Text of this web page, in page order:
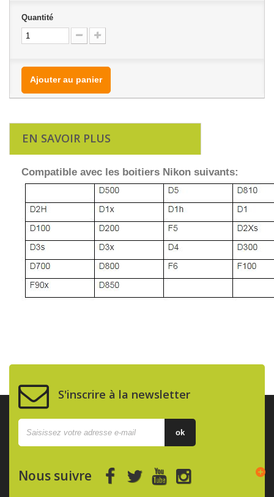
Quantité
Ajouter au panier
EN SAVOIR PLUS
Compatible avec les boitiers Nikon suivants:
S'inscrire à la newsletter
ok
Nous suivre